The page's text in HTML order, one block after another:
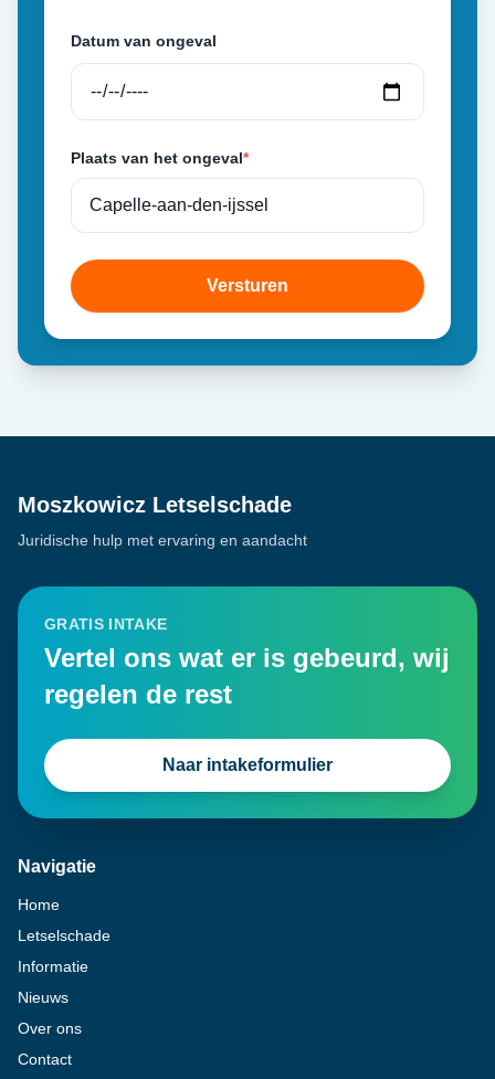
Datum van ongeval
Plaats van het ongeval*
Versturen
Moszkowicz Letselschade
Juridische hulp met ervaring en aandacht
GRATIS INTAKE
Vertel ons wat er is gebeurd, wij
regelen de rest
Naar intakeformulier
Navigatie
Home
Letselschade
Informatie
Nieuws
Over ons
Contact